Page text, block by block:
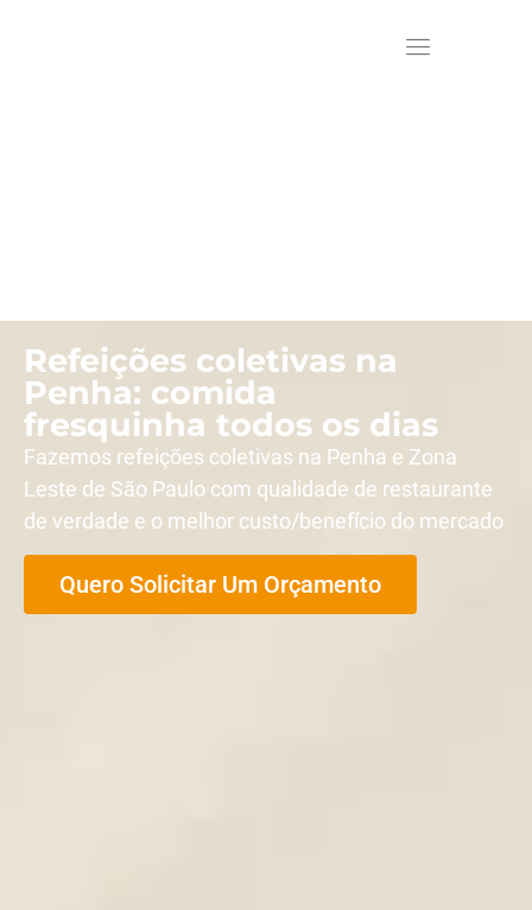
Refeições coletivas na
Penha: comida
fresquinha todos os dias
Fazemos refeições coletivas na Penha e Zona
Leste de São Paulo com qualidade de restaurante
de verdade e o melhor custo/benefício do mercado
Quero Solicitar Um Orçamento